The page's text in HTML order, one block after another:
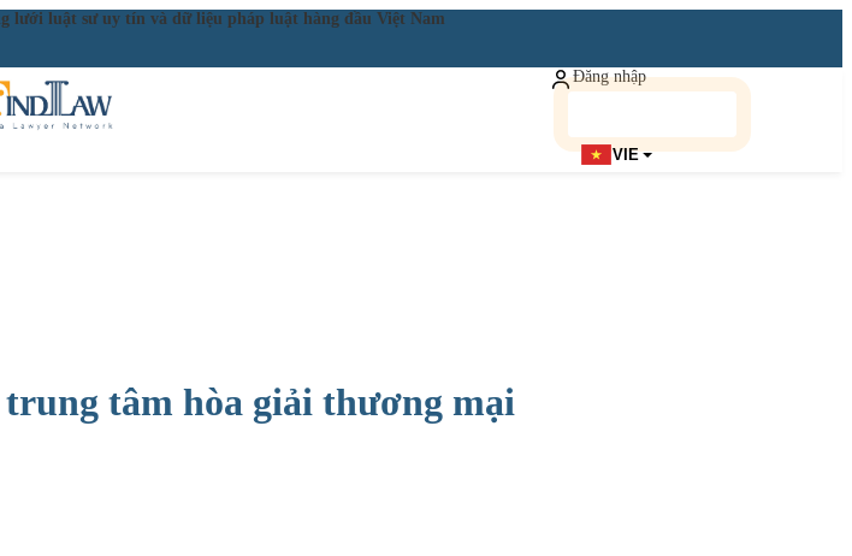
lưới luật sư uy tín và dữ liệu pháp luật hàng đầu Việt Nam
Đăng nhập
VIE
tâm hòa giải thương mại